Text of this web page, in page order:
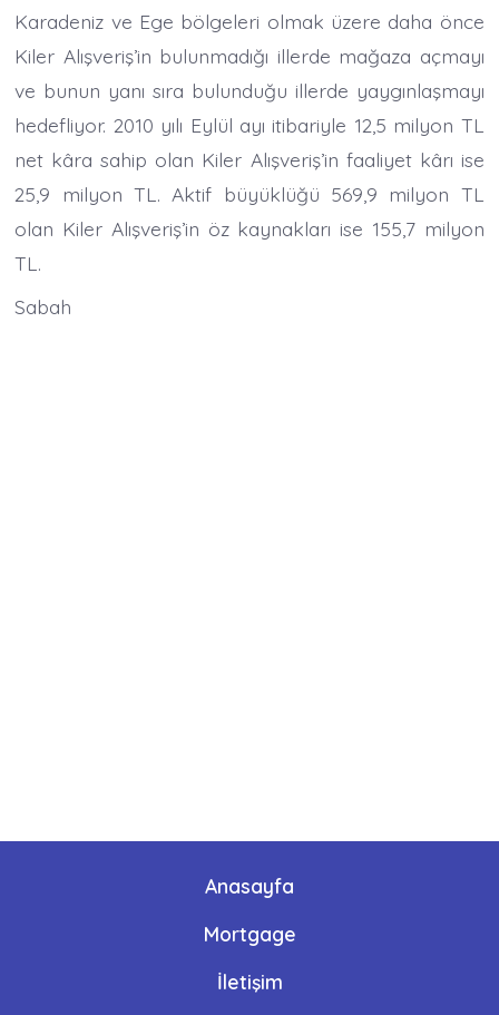
Karadeniz ve Ege bölgeleri olmak üzere daha önce
Kiler Alışveriş’in bulunmadığı illerde mağaza açmayı
ve bunun yanı sıra bulunduğu illerde yaygınlaşmayı
hedefliyor. 2010 yılı Eylül ayı itibariyle 12,5 milyon TL
net kâra sahip olan Kiler Alışveriş’in faaliyet kârı ise
25,9 milyon TL. Aktif büyüklüğü 569,9 milyon TL
olan Kiler Alışveriş’in öz kaynakları ise 155,7 milyon
TL.
Sabah
Anasayfa
Mortgage
İletişim